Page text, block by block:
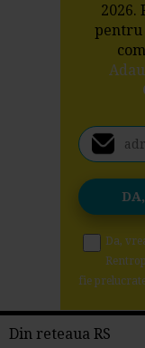
Da,
fie
Din reteaua RS